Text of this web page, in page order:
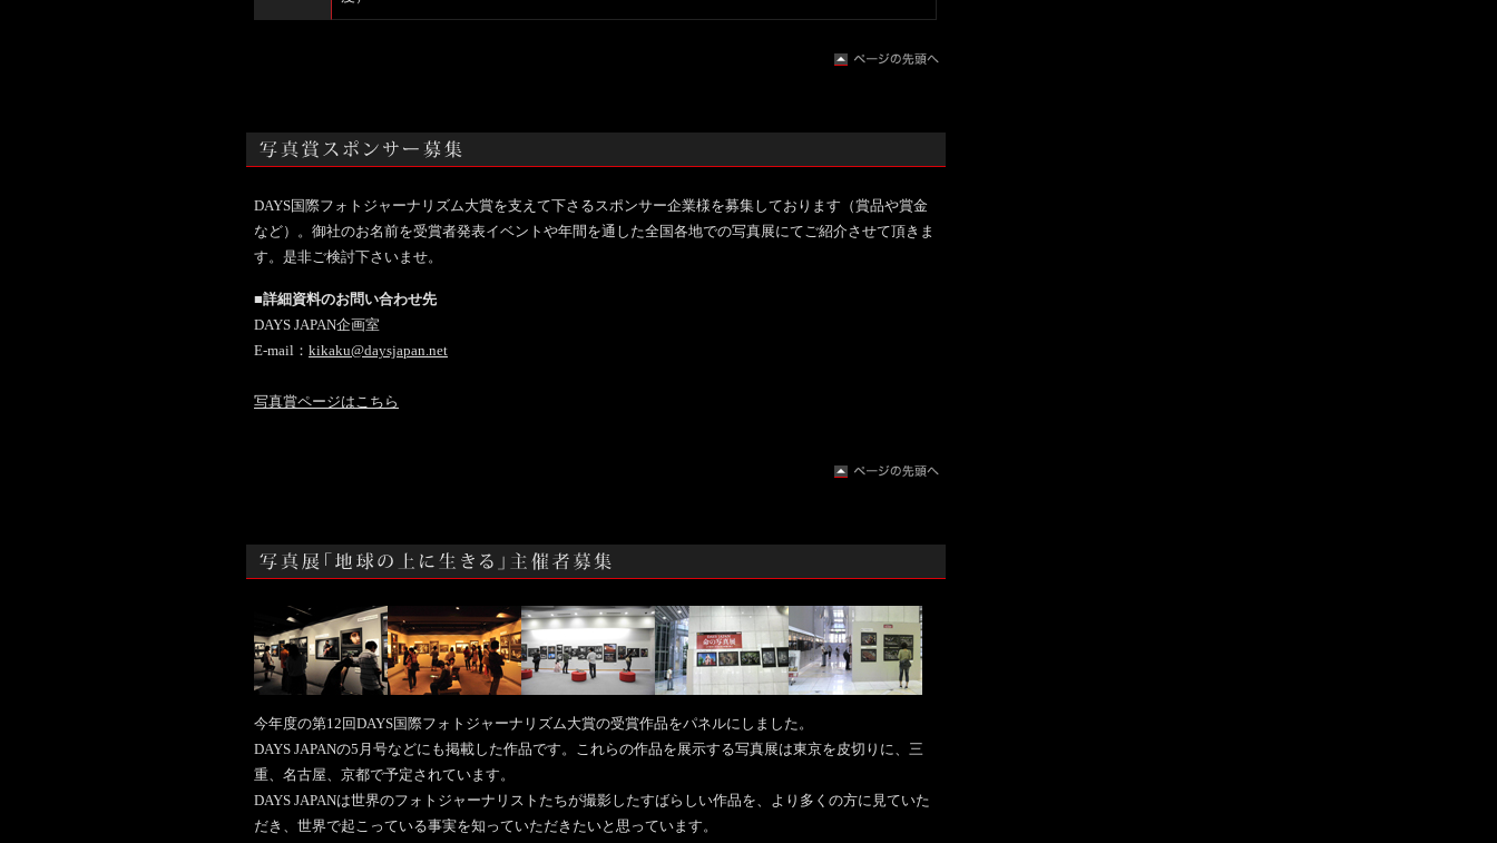
DAYS国際フォトジャーナリズム大賞を支えて下さるスポンサー企業様を募集しております（賞品や賞金
など）。御社のお名前を受賞者発表イベントや年間を通した全国各地での写真展にてご紹介させて頂きま
す。是非ご検討下さいませ。
■詳細資料のお問い合わせ先
DAYS JAPAN企画室
E-mail： kikaku@daysjapan.net
写真賞ページはこちら
今年度の第12回DAYS国際フォトジャーナリズム大賞の受賞作品をパネルにしました。
DAYS JAPANの5月号などにも掲載した作品です。これらの作品を展示する写真展は東京を皮切りに、三
重、名古屋、京都で予定されています。
DAYS JAPANは世界のフォトジャーナリストたちが撮影したすばらしい作品を、より多くの方に見ていた
だき、世界で起こっている事実を知っていただきたいと思っています。